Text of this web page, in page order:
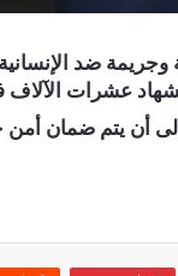
ضد
عشرات
أن يتم ضمان أمن